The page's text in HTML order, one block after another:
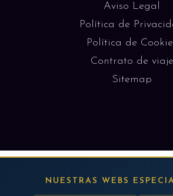
Aviso Legal
Política de
Política de
Contrato de viaje
Sitemap
NUESTRAS WEBS